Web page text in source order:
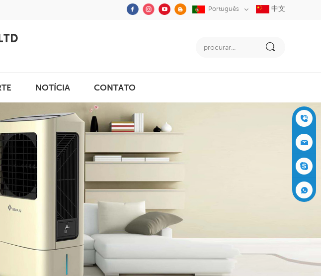
Português 中文
NOTÍCIA CONTATO
+86-05
91-2353
3555
siboly@s
iboly.co
evaporat
er
5951777